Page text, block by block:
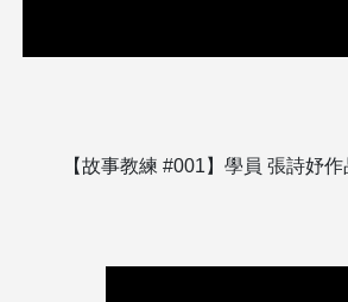
【故事教練 #001】學員 張詩妤